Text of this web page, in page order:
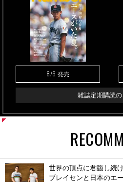
8/6 発売
雑誌定期購読
世界の頂点に君臨し続
ブレイセンと日本のエ